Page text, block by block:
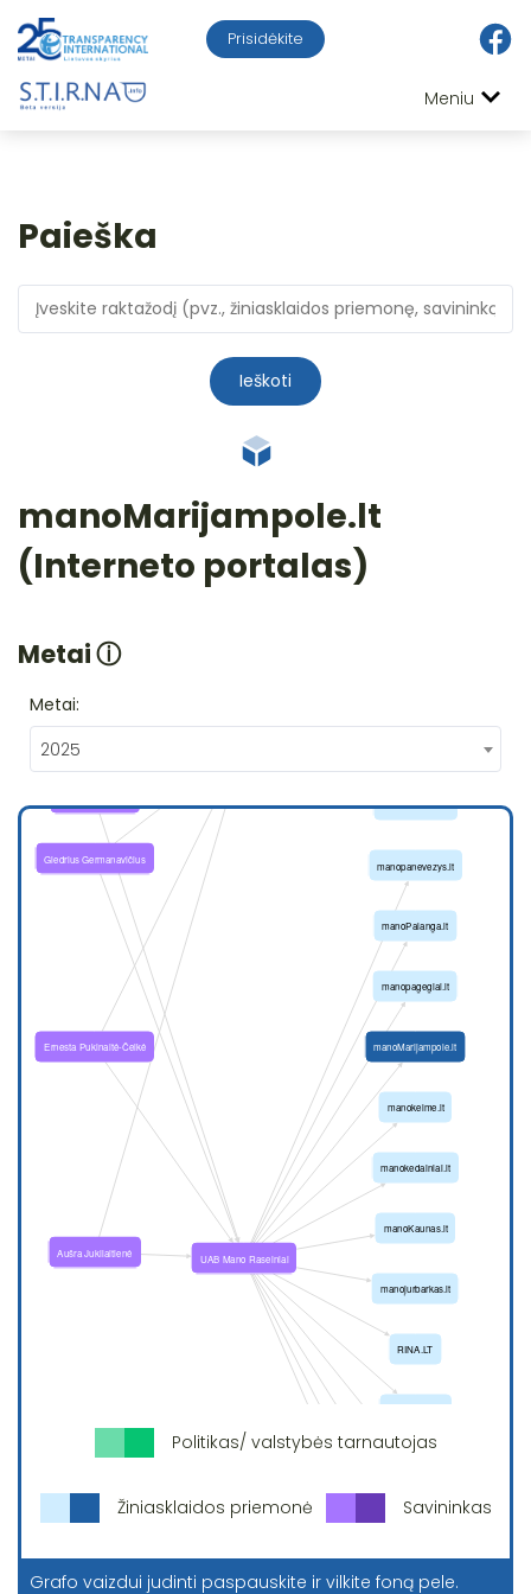
Prisidėkite
Meniu
Paieška
Ieškoti
manoMarijampole.lt
(Interneto portalas)
Metaiⓘ
Metai:
2025
Politikas/ valstybės tarnautojas
Žiniasklaidos priemonė Savininkas
Grafo vaizdui judinti paspauskite ir vilkite foną pele.